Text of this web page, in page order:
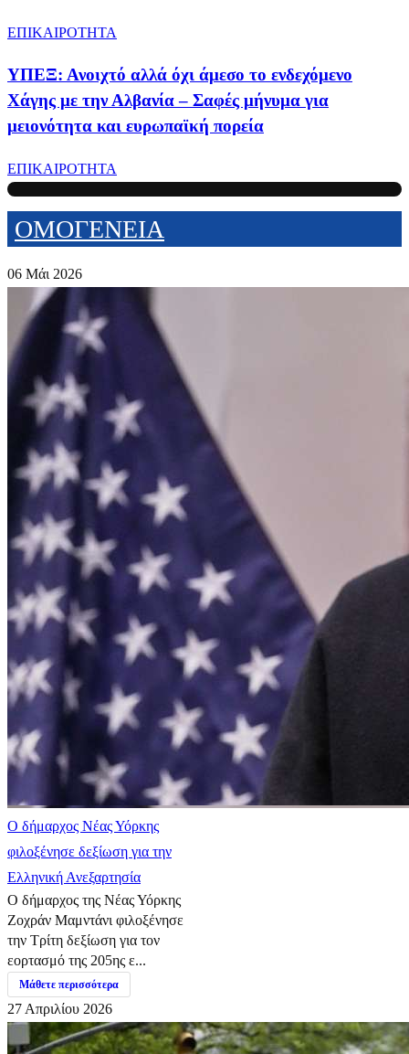
ΕΠΙΚΑΙΡΟΤΗΤΑ
ΥΠΕΞ: Ανοιχτό αλλά όχι άμεσο το ενδεχόμενο
Χάγης με την Αλβανία – Σαφές μήνυμα για
μειονότητα και ευρωπαϊκή πορεία
ΕΠΙΚΑΙΡΟΤΗΤΑ
ΟΜΟΓΕΝΕΙΑ
06 Μάι 2026
Ο δήμαρχος Νέας Υόρκης
φιλοξένησε δεξίωση για την
Ελληνική Ανεξαρτησία
Ο δήμαρχος της Νέας Υόρκης
Ζοχράν Μαμντάνι φιλοξένησε
την Τρίτη δεξίωση για τον
εορτασμό της 205ης ε...
Μάθετε περισσότερα
27 Απριλίου 2026